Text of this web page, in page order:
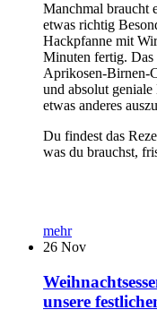
Manchmal braucht
etwas richtig
Hackpfanne mit
Minuten fertig.
Aprikosen-Birnen-
und absolut
etwas anderes
Du findest das
was du brauchst,
mehr
26 Nov
unsere